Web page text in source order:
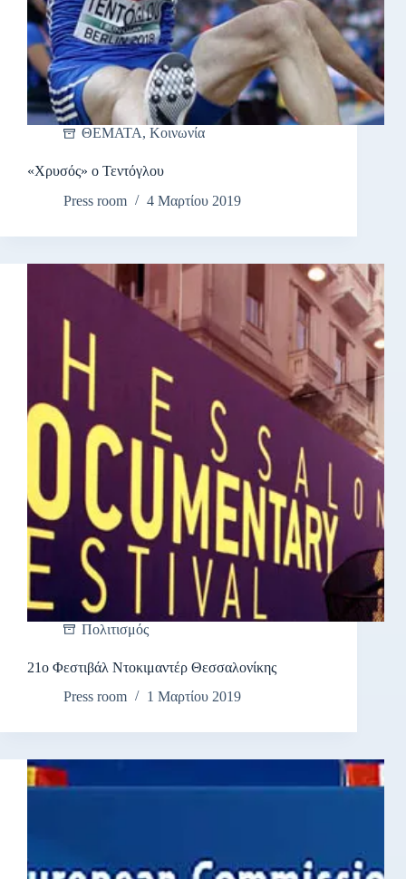
ΘΕΜΑΤΑ, Κοινωνία
«Χρυσός» ο Τεντόγλου
Press room
4 Μαρτίου 2019
Πολιτισμός
21ο Φεστιβάλ Ντοκιμαντέρ Θεσσαλονίκης
Press room
1 Μαρτίου 2019